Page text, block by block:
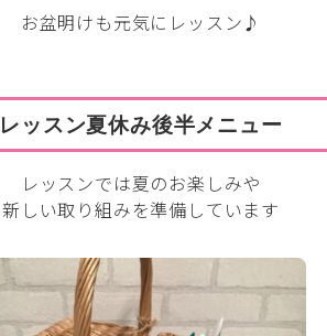
お盆明けも元気にレッスン♪
レッスン夏休み後半メニュー
レッスンでは夏のお楽しみや
新しい取り組みを準備しています